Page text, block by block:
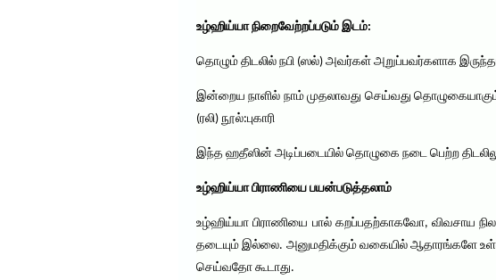
உழ்ஹிய்யா நிறைவேற்றப்படும் இடம்:
தொழும் திடலில் நபி (ஸல்) அவர்கள் அறுப்பவர்களாக
இன்றைய நாளில் நாம் முதலாவது செய்வது தொழுகையாகும்.
(ரலி) நூல்:புகாரி
இந்த ஹதீஸின் அடிப்படையில் தொழுகை நடை பெற்ற
உழ்ஹிய்யா பிராணியை பயன்படுத்தலாம்
உழ்ஹிய்யா பிராணியை பால் கறப்பதற்காகவோ, விவசாய
தடையும் இல்லை. அனுமதிக்கும் வகையில் ஆதாரங்களே
செய்வதோ கூடாது.